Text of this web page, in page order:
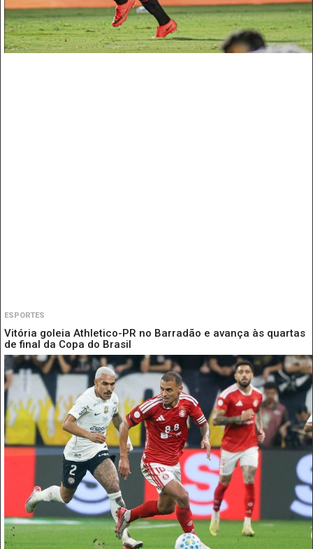
ESPORTES
Vitória goleia Athletico-PR no Barradão e avança às quartas
de final da Copa do Brasil